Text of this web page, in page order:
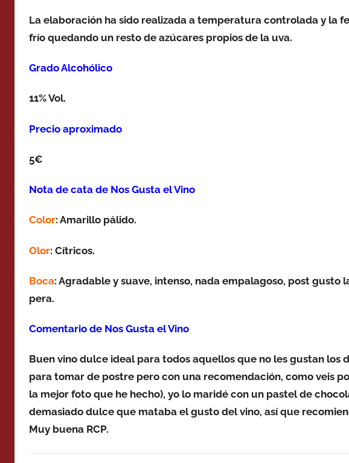
La elaboración ha sido realizada a temperatura controlada y la
frío quedando un resto de azúcares propios de la uva.
Grado Alcohólico
11% Vol.
Precio aproximado
5€
Nota de cata de Nos Gusta el Vino
Color: Amarillo pálido.
Olor: Cítricos.
Boca: Agradable y suave, intenso, nada empalagoso, post gusto
pera.
Comentario de Nos Gusta el Vino
Buen vino dulce ideal para todos aquellos que no les gustan los
para tomar de postre pero con una recomendación, como veis
la mejor foto que he hecho), yo lo maridé con un pastel de
demasiado dulce que mataba el gusto del vino, así que
Muy buena RCP.